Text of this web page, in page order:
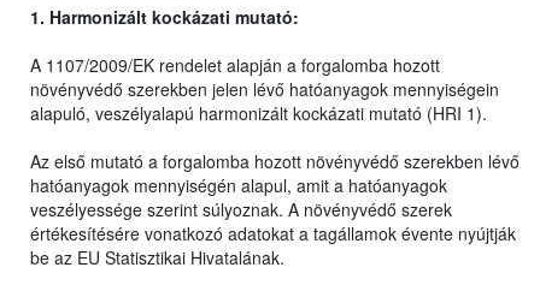
1. Harmonizált kockázati mutató:
A 1107/2009/EK rendelet alapján a forgalomba hozott
növényvédő szerekben jelen lévő hatóanyagok mennyiségein
alapuló, veszélyalapú harmonizált kockázati mutató (HRI 1).
Az első mutató a forgalomba hozott növényvédő szerekben lévő
hatóanyagok mennyiségén alapul, amit a hatóanyagok
veszélyessége szerint súlyoznak. A növényvédő szerek
értékesítésére vonatkozó adatokat a tagállamok évente nyújtják
be az EU Statisztikai Hivatalának.